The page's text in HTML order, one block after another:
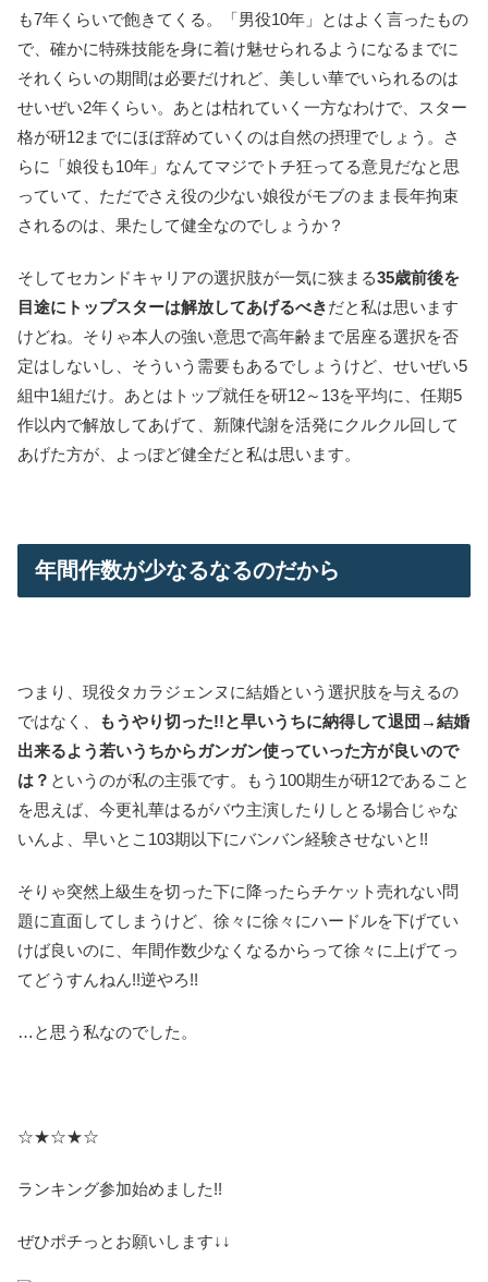
も7年くらいで飽きてくる。「男役10年」とはよく言ったもの
で、確かに特殊技能を身に着け魅せられるようになるまでに
それくらいの期間は必要だけれど、美しい華でいられるのは
せいぜい2年くらい。あとは枯れていく一方なわけで、スター
格が研12までにほぼ辞めていくのは自然の摂理でしょう。さ
らに「娘役も10年」なんてマジでトチ狂ってる意見だなと思
っていて、ただでさえ役の少ない娘役がモブのまま長年拘束
されるのは、果たして健全なのでしょうか？
そしてセカンドキャリアの選択肢が一気に狭まる35歳前後を
目途にトップスターは解放してあげるべきだと私は思います
けどね。そりゃ本人の強い意思で高年齢まで居座る選択を否
定はしないし、そういう需要もあるでしょうけど、せいぜい5
組中1組だけ。あとはトップ就任を研12～13を平均に、任期5
作以内で解放してあげて、新陳代謝を活発にクルクル回して
あげた方が、よっぽど健全だと私は思います。
年間作数が少なるなるのだから
つまり、現役タカラジェンヌに結婚という選択肢を与えるの
ではなく、
もうやり切った!!と早いうちに納得して退団→結婚
出来るよう若いうちからガンガン使っていった方が良いので
は？ というのが私の主張です。もう100期生が研12であること
を思えば、今更礼華はるがバウ主演したりしとる場合じゃな
いんよ、早いとこ103期以下にバンバン経験させないと!!
そりゃ突然上級生を切った下に降ったらチケット売れない問
題に直面してしまうけど、徐々に徐々にハードルを下げてい
けば良いのに、年間作数少なくなるからって徐々に上げてっ
てどうすんねん!!逆やろ!!
…と思う私なのでした。
☆★☆★☆
ランキング参加始めました!!
ぜひポチっとお願いします↓↓